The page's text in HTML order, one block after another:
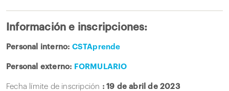
Información e inscripciones:
Personal interno: CSTAprende
Personal externo: FORMULARIO
Fecha límite de inscripción : 19 de abril de 2023